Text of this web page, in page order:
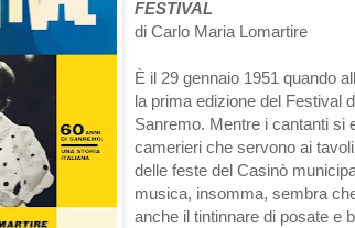
FESTIVAL
di Carlo Maria Lomartire
È il 29 gennaio 1951 quando
la prima edizione del Festival
Sanremo. Mentre i cantanti si
camerieri che servono ai
delle feste del Casinò
musica, insomma, sembra
anche il tintinnare di posate e